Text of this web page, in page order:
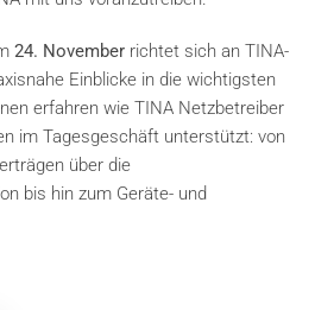
24. November richtet sich an TINA-
Einblicke in die wichtigsten
erfahren wie TINA Netzbetreiber
im Tagesgeschäft unterstützt: von
über die
bis hin zum Geräte- und